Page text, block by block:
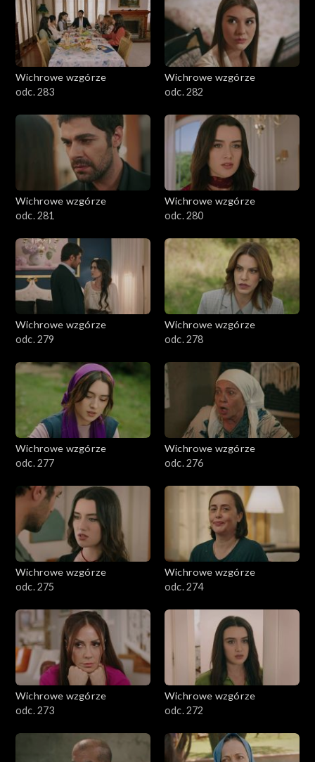
Wichrowe wzgórze
odc. 283
Wichrowe wzgórze
odc. 282
Wichrowe wzgórze
odc. 281
Wichrowe wzgórze
odc. 280
Wichrowe wzgórze
odc. 279
Wichrowe wzgórze
odc. 278
Wichrowe wzgórze
odc. 277
Wichrowe wzgórze
odc. 276
Wichrowe wzgórze
odc. 275
Wichrowe wzgórze
odc. 274
Wichrowe wzgórze
odc. 273
Wichrowe wzgórze
odc. 272